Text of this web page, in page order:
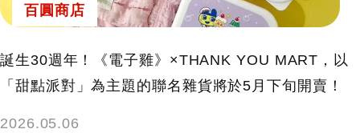
百圓商店
誕生30週年！《電子雞》×THANK YOU MART，以
「甜點派對」為主題的聯名雜貨將於5月下旬開賣！
2026.05.06